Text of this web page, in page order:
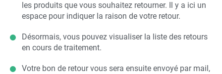
les produits que vous souhaitez retourner. Il y a ici un
espace pour indiquer la raison de votre retour.
Désormais, vous pouvez visualiser la liste des retours
en cours de traitement.
Votre bon de retour vous sera ensuite envoyé par mail,